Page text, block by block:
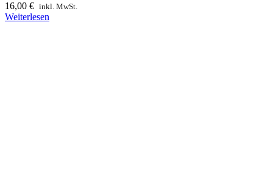
16,00 € inkl. MwSt.
Weiterlesen